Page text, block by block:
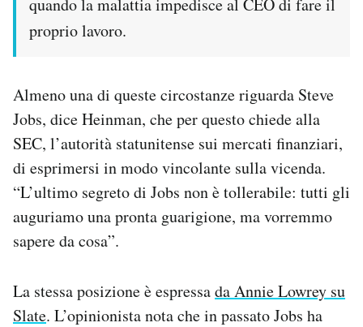
proprio lavoro.
Almeno una di queste circostanze riguarda Steve
Jobs, dice Heinman, che per questo chiede alla
SEC, l’autorità statunitense sui mercati finanziari,
di esprimersi in modo vincolante sulla vicenda.
“L’ultimo segreto di Jobs non è tollerabile: tutti gli
auguriamo una pronta guarigione, ma vorremmo
sapere da cosa”.
La stessa posizione è espressada Annie Lowrey su
Slate. L’opinionista nota che in passato Jobs ha